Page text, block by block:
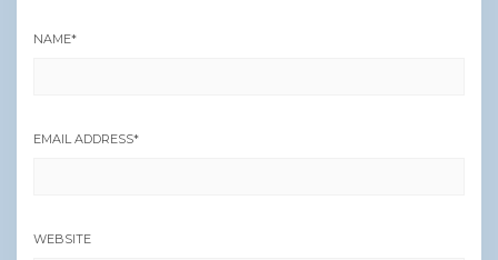
NAME*
EMAIL ADDRESS*
WEBSITE